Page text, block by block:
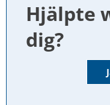
Hjälpte
dig?